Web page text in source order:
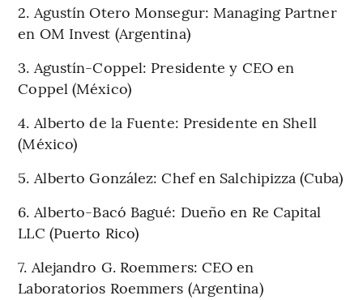
2. Agustín Otero Monsegur: Managing Partner
en OM Invest (Argentina)
3. Agustín-Coppel: Presidente y CEO en
Coppel (México)
4. Alberto de la Fuente: Presidente en Shell
(México)
5. Alberto González: Chef en Salchipizza (Cuba)
6. Alberto-Bacó Bagué: Dueño en Re Capital
LLC (Puerto Rico)
7. Alejandro G. Roemmers: CEO en
Laboratorios Roemmers (Argentina)